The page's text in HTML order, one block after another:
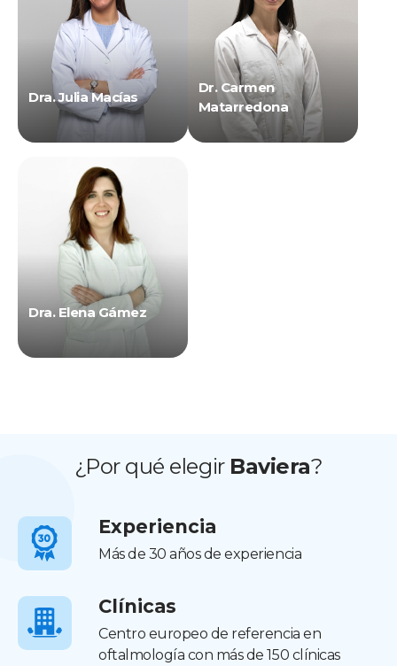
Dra. Julia Macías
Dr. Carmen
Matarredona
Dra. Elena Gámez
¿Por qué elegir Baviera?
Experiencia
Más de 30 años de experiencia
Clínicas
Centro europeo de referencia en
oftalmología con más de 150 clínicas